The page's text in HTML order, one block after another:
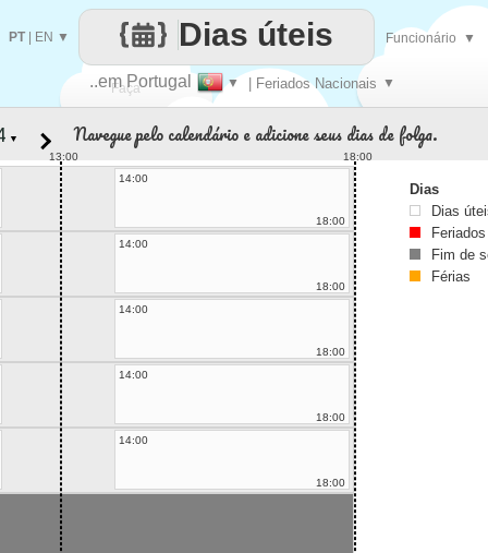
Faça
..em Portugal ▼ | Feriados Nacionais ▼
Dias úteis
PT| EN ▼ Funcionário ▼
▼ Navegue pelo calendário e adicione seus dias de folga.
13:00
18:00
14:00
18:00
14:00
18:00
14:00
18:00
14:00
18:00
14:00
18:00
Dias
Dias
Feriados
Fim de
Férias